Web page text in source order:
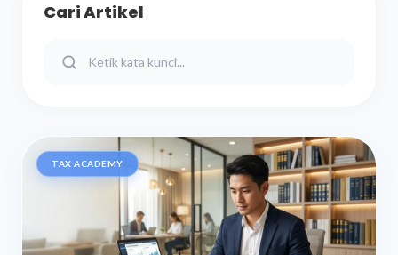
Cari Artikel
TAX ACADEMY